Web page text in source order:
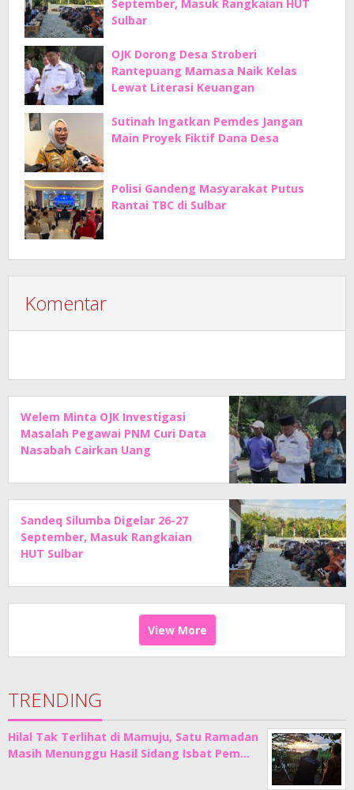
September, Masuk Rangkaian HUT
Sulbar
OJK Dorong Desa Stroberi
Rantepuang Mamasa Naik Kelas
Lewat Literasi Keuangan
Sutinah Ingatkan Pemdes Jangan
Main Proyek Fiktif Dana Desa
Polisi Gandeng Masyarakat Putus
Rantai TBC di Sulbar
Komentar
Welem Minta OJK Investigasi
Masalah Pegawai PNM Curi Data
Nasabah Cairkan Uang
Sandeq Silumba Digelar 26-27
September, Masuk Rangkaian
HUT Sulbar
View More
TRENDING
Hilal Tak Terlihat di Mamuju, Satu Ramadan
Masih Menunggu Hasil Sidang Isbat Pem…